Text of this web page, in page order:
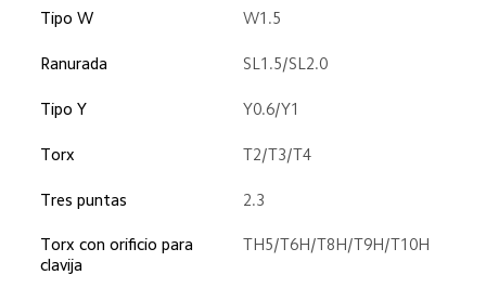
Tipo W W1.5
Ranurada SL1.5/SL2.0
Tipo Y Y0.6/Y1
Torx T2/T3/T4
Tres puntas 2.3
Torx con orificio para
clavija
TH5/T6H/T8H/T9H/T10H